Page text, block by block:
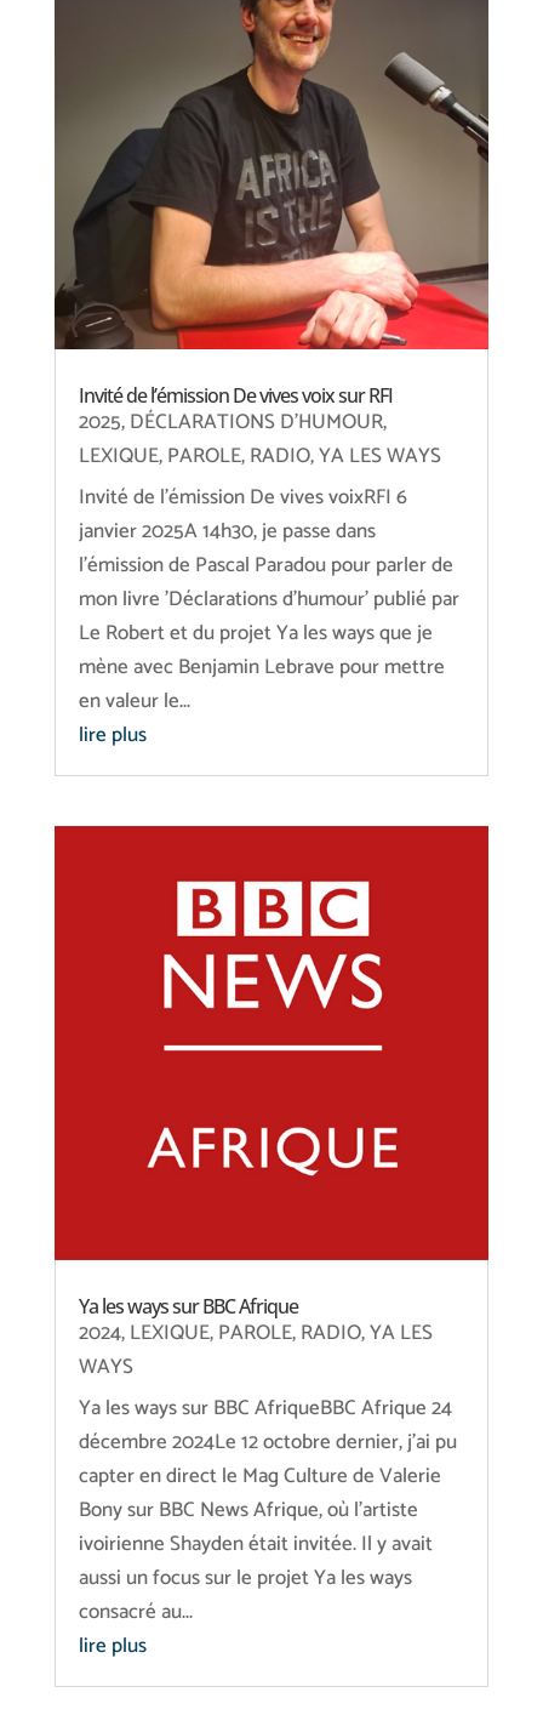
Invité de l’émission De vives voix sur RFI
2025,DÉCLARATIONS D'HUMOUR,
LEXIQUE,PAROLE,RADIO,YA LES WAYS
Invité de l'émission De vives voixRFI 6
janvier 2025A 14h30, je passe dans
l'émission de Pascal Paradou pour parler de
mon livre 'Déclarations d'humour' publié par
Le Robert et du projet Ya les ways que je
mène avec Benjamin Lebrave pour mettre
en valeur le...
lire plus
Ya les ways sur BBC Afrique
2024,LEXIQUE,PAROLE,RADIO,YA LES
WAYS
Ya les ways sur BBC AfriqueBBC Afrique 24
décembre 2024Le 12 octobre dernier, j'ai pu
capter en direct le Mag Culture de Valerie
Bony sur BBC News Afrique, où l'artiste
ivoirienne Shayden était invitée. Il y avait
aussi un focus sur le projet Ya les ways
consacré au...
lire plus